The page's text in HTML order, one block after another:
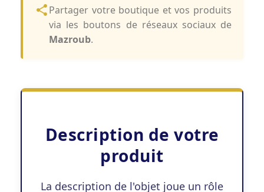
Partager votre boutique et vos produits
via les boutons de réseaux sociaux de
Mazroub.
Description de votre
produit
La description de l'objet joue un rôle